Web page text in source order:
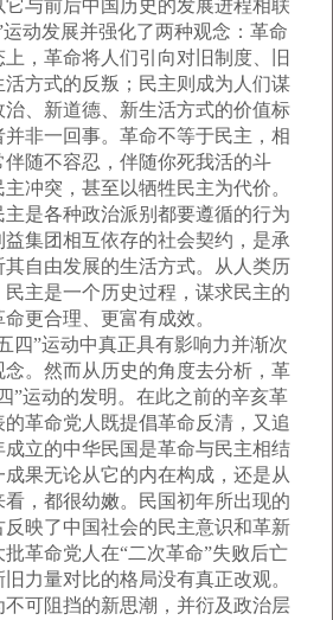
与前后中国历史的发展进程相联
动发展并强化了两种观念：革命
，革命将人们引向对旧制度、旧
方式的反叛；民主则成为人们谋
、新道德、新生活方式的价值标
非一回事。革命不等于民主，相
伴随不容忍，伴随你死我活的斗
冲突，甚至以牺牲民主为代价。
是各种政治派别都要遵循的行为
集团相互依存的社会契约，是承
自由发展的生活方式。从人类历
主是一个历史过程，谋求民主的
更合理、更富有成效。
”运动中真正具有影响力并渐次
念。然而从历史的角度去分析，革
”运动的发明。在此之前的辛亥革
革命党人既提倡革命反清，又追
成立的中华民国是革命与民主相结
果无论从它的内在构成，还是从
，都很幼嫩。民国初年所出现的
映了中国社会的民主意识和革新
革命党人在“二次革命”失败后亡
力量对比的格局没有真正改观。
可阻挡的新思潮，并衍及政治层